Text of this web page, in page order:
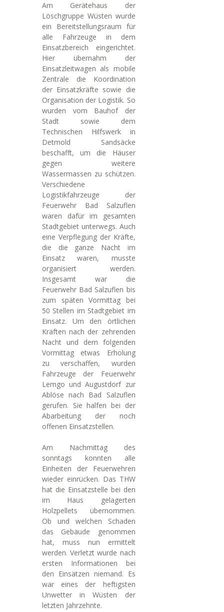
Am Gerätehaus der
Löschgruppe Wüsten wurde
ein Bereitstellungsraum für
alle Fahrzeuge in dem
Einsatzbereich eingerichtet.
Hier übernahm der
Einsatzleitwagen als mobile
Zentrale die Koordination
der Einsatzkräfte sowie die
Organisation der Logistik. So
wurden vom Bauhof der
Stadt sowie dem
Technischen Hilfswerk in
Detmold Sandsäcke
beschafft, um die Häuser
gegen weitere
Wassermassen zu schützen.
Verschiedene
Logistikfahrzeuge der
Feuerwehr Bad Salzuflen
waren dafür im gesamten
Stadtgebiet unterwegs. Auch
eine Verpflegung der Kräfte,
die die ganze Nacht im
Einsatz waren, musste
organisiert werden.
Insgesamt war die
Feuerwehr Bad Salzuflen bis
zum späten Vormittag bei
50 Stellen im Stadtgebiet im
Einsatz. Um den örtlichen
Kräften nach der zehrenden
Nacht und dem folgenden
Vormittag etwas Erholung
zu verschaffen, wurden
Fahrzeuge der Feuerwehr
Lemgo und Augustdorf zur
Ablöse nach Bad Salzuflen
gerufen. Sie halfen bei der
Abarbeitung der noch
offenen Einsatzstellen.
Am Nachmittag des
sonntags konnten alle
Einheiten der Feuerwehren
wieder einrücken. Das THW
hat die Einsatzstelle bei den
im Haus gelagerten
Holzpellets übernommen.
Ob und welchen Schaden
das Gebäude genommen
hat, muss nun ermittelt
werden. Verletzt wurde nach
ersten Informationen bei
den Einsätzen niemand. Es
war eines der heftigsten
Unwetter in Wüsten der
letzten Jahrzehnte.